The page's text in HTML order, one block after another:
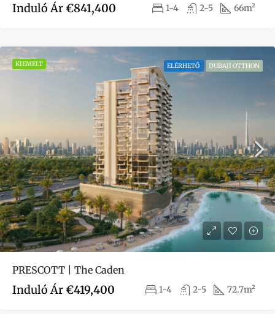
Induló Ár€841,400 1-4 2-5 66m²
KIEMELT ELÉRHETŐ DUBAJI OTTHON
PRESCOTT | The Caden
Induló Ár€419,400 1-4 2-5 72.7m²